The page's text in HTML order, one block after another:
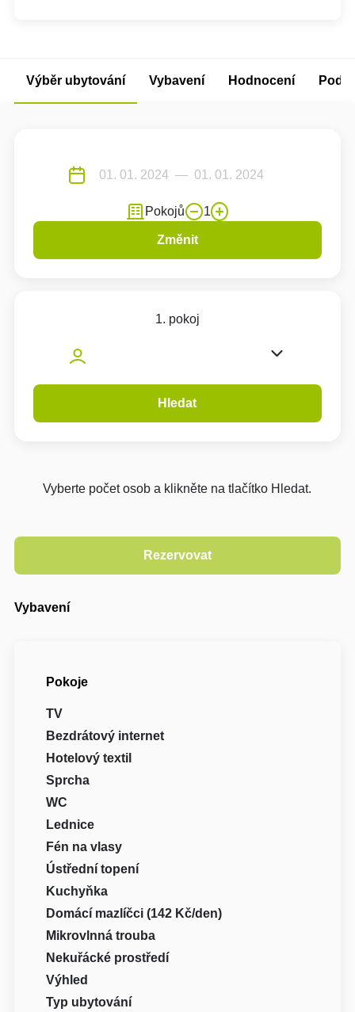
Výběr ubytování Vybavení Hodnocení
Pokojů 1
Změnit
1. pokoj
Hledat
Vyberte počet osob a klikněte na tlačítko Hledat.
Vybavení
Pokoje
TV
Bezdrátový internet
Hotelový textil
Sprcha
WC
Lednice
Fén na vlasy
Ústřední topení
Kuchyňka
Domácí mazlíčci (142 Kč/den)
Mikrovlnná trouba
Nekuřácké prostředí
Výhled
Typ ubytování